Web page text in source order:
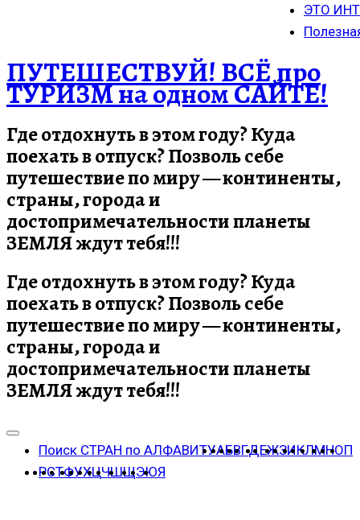
ЭТО
ПУТЕШЕСТВУЙ! ВСЁ про
ТУРИЗМ на одном САЙТЕ!
Где отдохнуть в этом году? Куда
поехать в отпуск? Позволь себе
путешествие по миру — континенты,
страны, города и
достопримечательности планеты
ЗЕМЛЯ ждут тебя!!!
Где отдохнуть в этом году? Куда
поехать в отпуск? Позволь себе
путешествие по миру — континенты,
страны, города и
достопримечательности планеты
ЗЕМЛЯ ждут тебя!!!
Поиск СТРАН по АЛФАВИТУАБВГДЕЖЗИКЛМНОП
РСТФУХЦЧШЩЭЮЯ